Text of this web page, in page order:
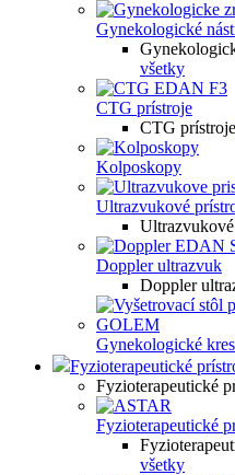
Gynekologické
všetky
CTG prístroje
CTG prístroje
Kolposkopy
Ultrazvukové
Doppler ultrazvuk
Doppler
Gynekologické
Fyzioterapeutické
Fyzioterapeutické
Fyzioterapeutické
všetky